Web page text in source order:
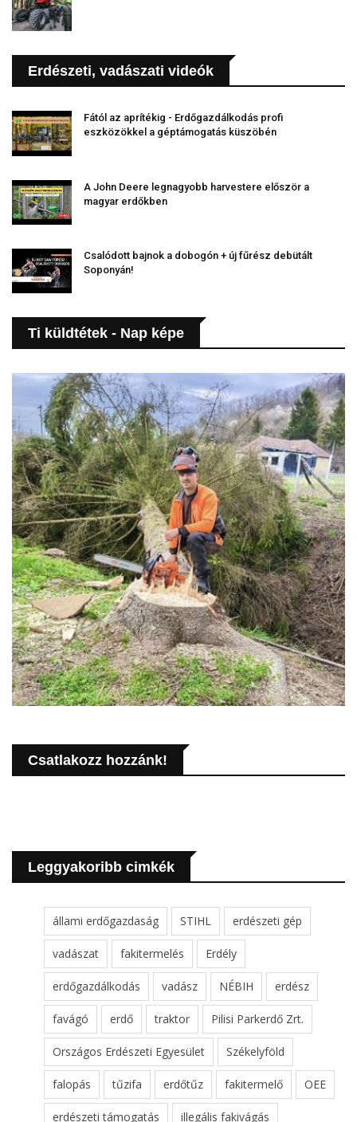
Erdészeti, vadászati videók
Fától az aprítékig - Erdőgazdálkodás profi
eszközökkel a géptámogatás küszöbén
A John Deere legnagyobb harvestere először a
magyar erdőkben
Csalódott bajnok a dobogón + új fűrész debütált
Soponyán!
Ti küldtétek - Nap képe
Csatlakozz hozzánk!
Leggyakoribb cimkék
állami erdőgazdaság STIHL erdészeti gép
vadászat fakitermelés Erdély
erdőgazdálkodás vadász NÉBIH erdész
favágó erdő traktor Pilisi Parkerdő Zrt.
Országos Erdészeti Egyesület Székelyföld
falopás tűzifa erdőtűz fakitermelő OEE
erdészeti támogatás illegális fakivágás